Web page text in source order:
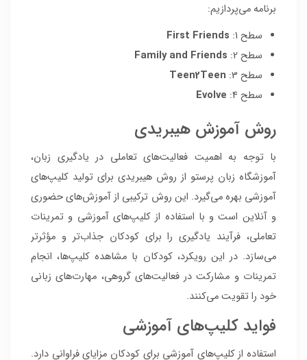
برنامه می‌پردازیم:
سطح 1:
First Friends
سطح 2:
Family and Friends
سطح 3:
Teen2Teen
سطح 4:
Evolve
روش آموزش هیبریدی
با توجه به اهمیت فعالیت‌های تعاملی در یادگیری زبان،
آموزشگاه زبان پرستو از روش هیبریدی برای تولید کلیپ‌های
آموزشی بهره می‌گیرد. این روش ترکیبی از آموزش‌های حضوری
و آنلاین است و با استفاده از کلیپ‌های آموزشی و تمرینات
تعاملی، فرآیند یادگیری را برای کودکان جذاب‌تر و مؤثرتر
می‌سازد. در این رویکرد، کودکان با مشاهده کلیپ‌ها، انجام
تمرینات و مشارکت در فعالیت‌های گروهی، مهارت‌های زبانی
خود را تقویت می‌کنند.
فواید کلیپ‌های آموزشی
استفاده از کلیپ‌های آموزشی برای کودکان مزایای فراوانی دارد.